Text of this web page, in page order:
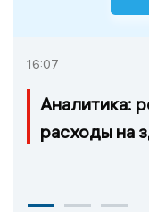
16:07
Аналитика:
расходы на